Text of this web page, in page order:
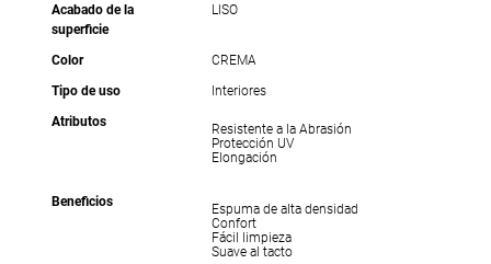
Acabado de la
superficie
LISO
Color
CREMA
Tipo de uso
Interiores
Atributos
Resistente a la Abrasión
Protección UV
Elongación
Beneficios
Espuma de alta densidad
Confort
Fácil limpieza
Suave al tacto